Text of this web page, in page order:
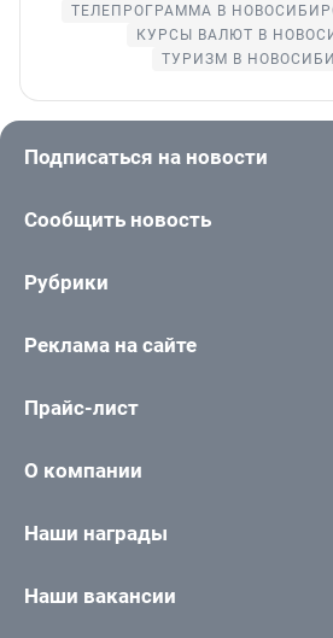
ТЕЛЕПРОГРАММА В
КУРСЫ ВАЛЮТ В
ТУРИЗМ В
Подписаться на новости
Сообщить новость
Рубрики
Реклама на сайте
Прайс-лист
О компании
Наши награды
Наши вакансии